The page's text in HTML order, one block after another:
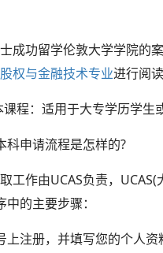
成功留学伦敦大学学院的
权与金融技术专业进行阅
程：适用于大专学历学生
科申请流程是怎样的?
工作由UCAS负责，
中的主要步骤：
上注册，并填写您的个人资